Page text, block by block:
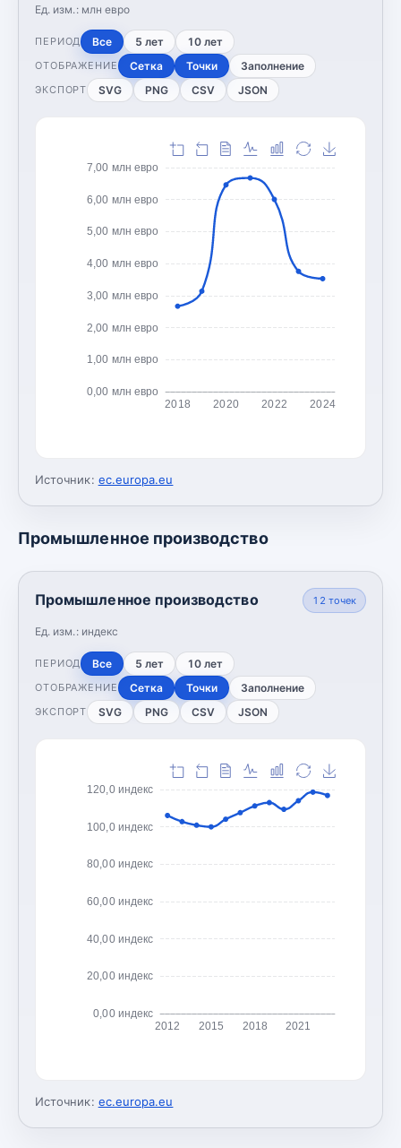
Ед. изм.: млн евро
ПЕРИОД Все 5 лет 10 лет
ОТОБРАЖЕНИЕ Сетка Точки Заполнение
ЭКСПОРТ SVG PNG CSV JSON
0,00 млн евро
1,00 млн евро
2,00 млн евро
3,00 млн евро
4,00 млн евро
5,00 млн евро
6,00 млн евро
7,00 млн евро
2018 2020 2022 2024
Источник: ec.europa.eu
Промышленное производство
Промышленное производство
Ед. изм.: индекс
12 точек
ПЕРИОД Все 5 лет 10 лет
ОТОБРАЖЕНИЕ Сетка Точки Заполнение
ЭКСПОРТ SVG PNG CSV JSON
0,00 индекс
20,00 индекс
40,00 индекс
60,00 индекс
80,00 индекс
100,0 индекс
120,0 индекс
2012 2015 2018 2021
Источник: ec.europa.eu